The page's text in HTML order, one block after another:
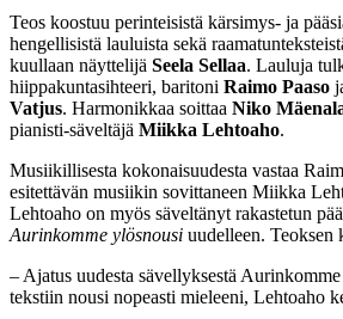
Teos koostuu perinteisistä kärsimys- ja
hengellisistä lauluista sekä
kuullaan näyttelijä Seela Sellaa. Lauluja
hiippakuntasihteeri, baritoni Raimo Paaso
Vatjus. Harmonikkaa soittaa Niko
pianisti-säveltäjä Miikka Lehtoaho.
Musiikillisesta kokonaisuudesta vastaa
esitettävän musiikin sovittaneen Miikka
Lehtoaho on myös säveltänyt rakastetun
Aurinkomme ylösnousi uudelleen. Teoksen
– Ajatus uudesta sävellyksestä
tekstiin nousi nopeasti mieleeni, Lehtoaho